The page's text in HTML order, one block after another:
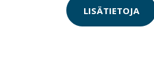
LISÄTIETOJA